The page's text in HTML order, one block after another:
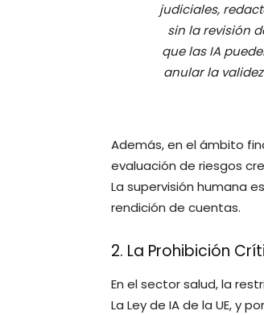
judiciales,
sin la revisión
que las IA
anular la
Además, en el ámbito
evaluación de riesgos
La supervisión humana es
rendición de cuentas.
2. La Prohibición
En el sector salud, la
La Ley de IA de la UE, y